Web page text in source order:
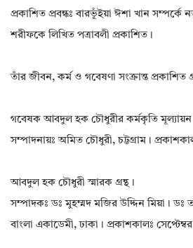
প্রকাশিত প্রবন্ধঃ বারভূঁইয়া ঈশা খান
শরীফকে লিখিত পত্রাবলী প্রকাশিত।
তাঁর জীবন, কর্ম ও গবেষণা সংক্রান্ত প্রকাশিত
গবেষক আবদুল হক চৌধুরীর কর্মকৃতি
সম্পাদনায়ঃ অমিত চৌধুরী, চট্টগ্রাম।
আবদুল হক চৌধুরী স্মারক গ্রন্থ।
সম্পাদকঃ ডঃ মুহম্মদ মজির উদ্দিন মিয়া।
বাংলা একাডেমী, ঢাকা। প্রকাশকালঃ